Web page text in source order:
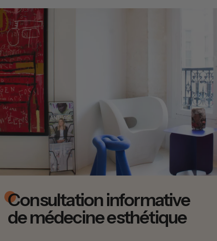
Consultation informative
de médecine esthétique